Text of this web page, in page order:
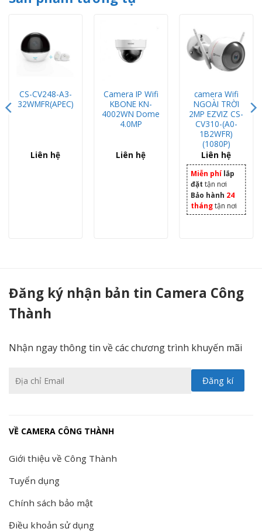
CS-CV248-A3-
32WMFR(APEC)
Liên hệ
Camera IP Wifi
KBONE KN-
4002WN Dome
4.0MP
Liên hệ
camera Wifi
NGOÀI TRỜI
2MP EZVIZ CS-
CV310-(A0-
1B2WFR)
(1080P)
Liên hệ
Miễn phí lắp
đặt tận nơi
Bảo hành 24
thángtận nơi
Đăng ký nhận bản tin Camera Công
Thành
Nhận ngay thông tin về các chương trình khuyến mãi
VỀ CAMERA CÔNG THÀNH
Giới thiệu về Công Thành
Tuyển dụng
Chính sách bảo mật
Điều khoản sử dụng